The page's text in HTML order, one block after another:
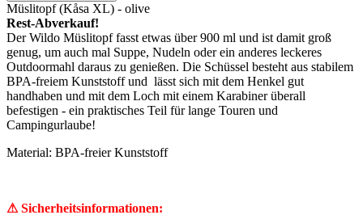
Müslitopf (Kåsa XL) - olive
Rest-Abverkauf!
Der Wildo Müslitopf fasst etwas über 900 ml und ist damit groß
genug, um auch mal Suppe, Nudeln oder ein anderes leckeres
Outdoormahl daraus zu genießen. Die Schüssel besteht aus stabilem
BPA-freiem Kunststoff und lässt sich mit dem Henkel gut
handhaben und mit dem Loch mit einem Karabiner überall
befestigen - ein praktisches Teil für lange Touren und
Campingurlaube!
Material: BPA-freier Kunststoff
⚠ Sicherheitsinformationen: